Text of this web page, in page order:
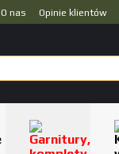
O nas Opinie klientów